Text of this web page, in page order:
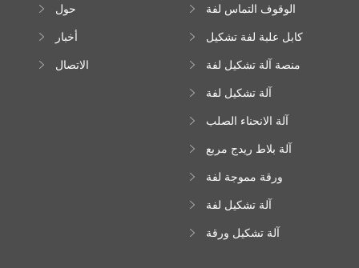
حول
أخبار
الاتصال
الوقوف التماس لفة
كابل علبة لفة تشكيل
منصة آلة تشكيل لفة
آلة تشكيل لفة
آلة الانحناء الصلب
آلة بلاط ريدج مربع
ورقة مموجة لفة
آلة تشكيل لفة
آلة تشكيل ورقة